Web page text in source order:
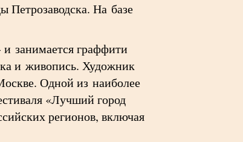
Петрозаводска. На базе
занимается граффити
и живопись. Художник
Одной из наиболее
«Лучший город
регионов, включая